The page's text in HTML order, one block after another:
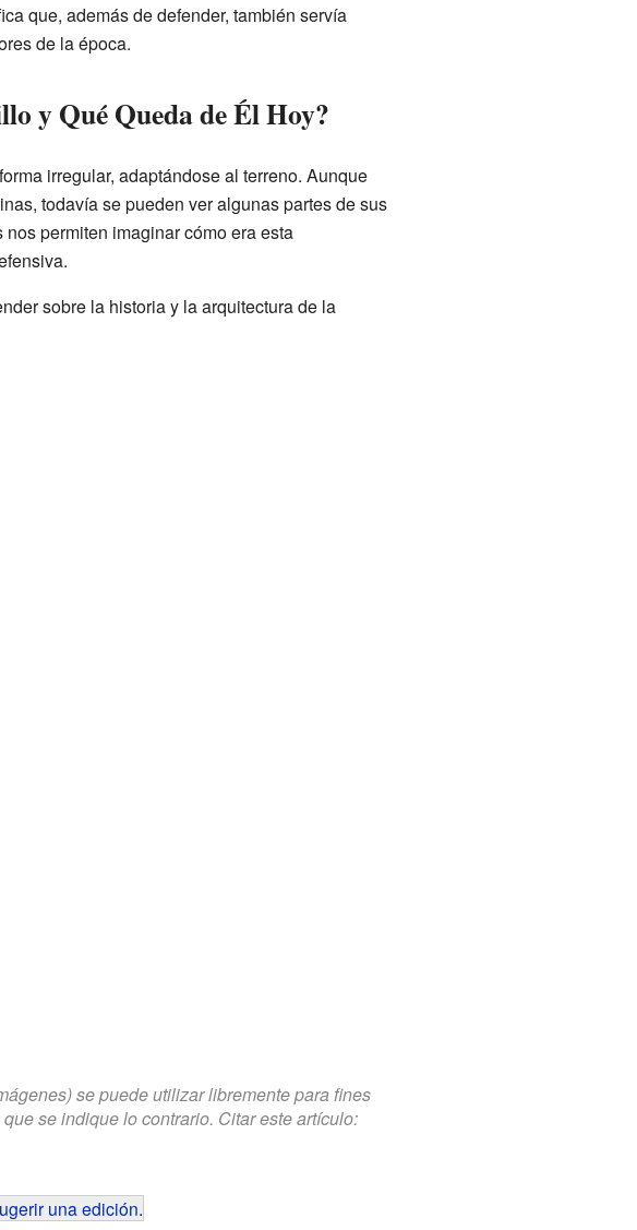
que, además de defender, también servía
de la época.
y Qué Queda de Él Hoy?
irregular, adaptándose al terreno. Aunque
todavía se pueden ver algunas partes de sus
permiten imaginar cómo era esta
sobre la historia y la arquitectura de la
se puede utilizar libremente para fines
se indique lo contrario. Citar este artículo:
una edición.